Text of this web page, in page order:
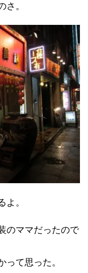
さ。
よ。
のママだったので
って思った。